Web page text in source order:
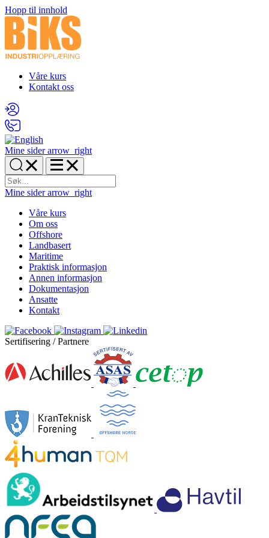
Hopp til innhold
Våre kurs
Kontakt oss
Mine sider arrow_right
Mine sider arrow_right
Våre kurs
Om oss
Offshore
Landbasert
Maritime
Praktisk informasjon
Annen informasjon
Dokumentasjon
Ansatte
Kontakt
Sertifisering / Partnere